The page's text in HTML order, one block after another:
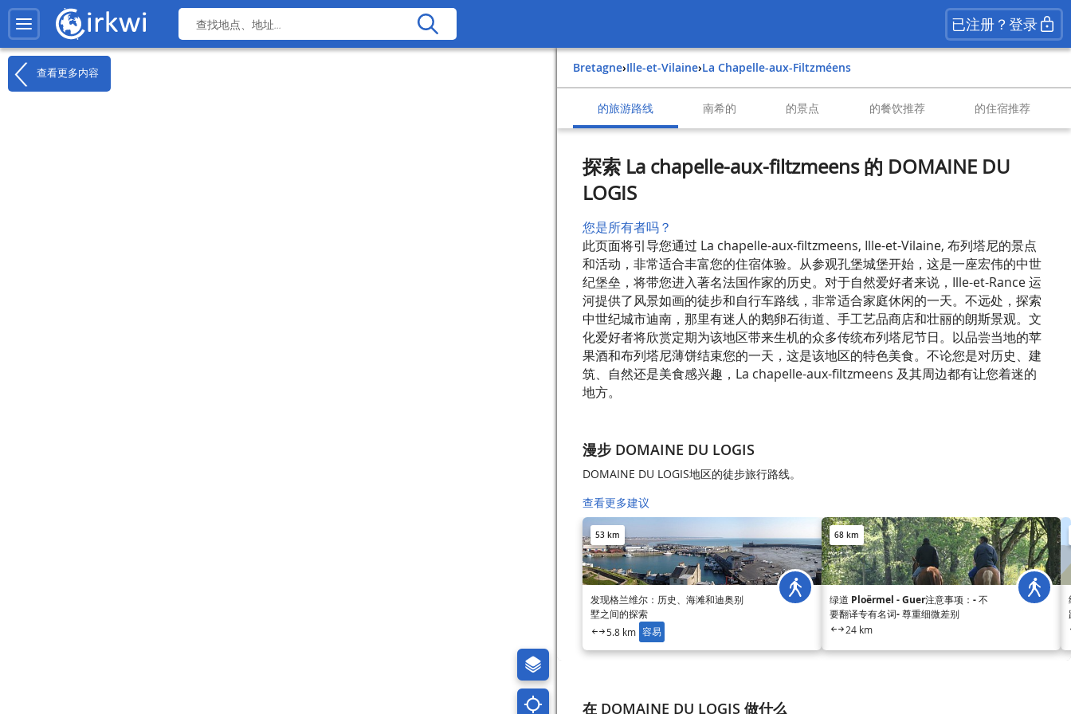
已注册？登录
查看更多内容 Bretagne› Ille-et-Vilaine› La Chapelle-aux-Filtzméens
的旅游路线 南希的 的景点 的餐饮推荐 的住宿推荐
探索 La chapelle-aux-filtzmeens 的 DOMAINE DU
LOGIS
您是所有者吗？
此页面将引导您通过 La chapelle-aux-filtzmeens, Ille-et-Vilaine, 布列塔尼的景点
和活动，非常适合丰富您的住宿体验。从参观孔堡城堡开始，这是一座宏伟的中世
纪堡垒，将带您进入著名法国作家的历史。对于自然爱好者来说，Ille-et-Rance 运
河提供了风景如画的徒步和自行车路线，非常适合家庭休闲的一天。不远处，探索
中世纪城市迪南，那里有迷人的鹅卵石街道、手工艺品商店和壮丽的朗斯景观。文
化爱好者将欣赏定期为该地区带来生机的众多传统布列塔尼节日。以品尝当地的苹
果酒和布列塔尼薄饼结束您的一天，这是该地区的特色美食。不论您是对历史、建
筑、自然还是美食感兴趣，La chapelle-aux-filtzmeens 及其周边都有让您着迷的
地方。
漫步 DOMAINE DU LOGIS
DOMAINE DU LOGIS地区的徒步旅行路线。
查看更多建议
53 km
发现格兰维尔：历史、海滩和迪奥别
墅之间的探索
5.8 km 容易
68 km
绿道 Ploërmel - Guer注意事项：- 不
要翻译专有名词- 尊重细微差别
24 km
在 DOMAINE DU LOGIS 做什么